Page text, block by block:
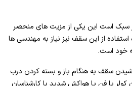
سبک است این یکی از مزیت های منحصر
از این سقف نیز نیاز به مهندسی ها
خود است.
سقف به هنگام باز و بسته کردن درب
کولر یا فن یا هواکش شدید با کارشناسان